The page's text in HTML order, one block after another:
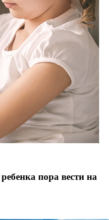
пора вести на